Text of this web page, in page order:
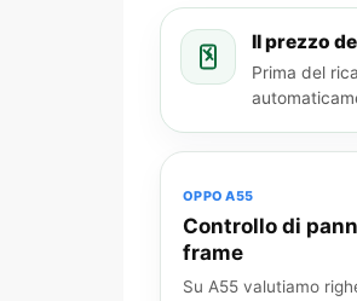
Il prezzo
Prima del
OPPO A55
Controllo di
frame
Su A55 valutiamo